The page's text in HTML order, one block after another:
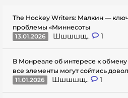
The Hockey Writers: Малкин —
проблемы «Миннесоты
13.01.2026
Шшшшщ.. 1
В Монреале об интересе к
все элементы могут сойтись
11.01.2026
Шшшшщ.. 1